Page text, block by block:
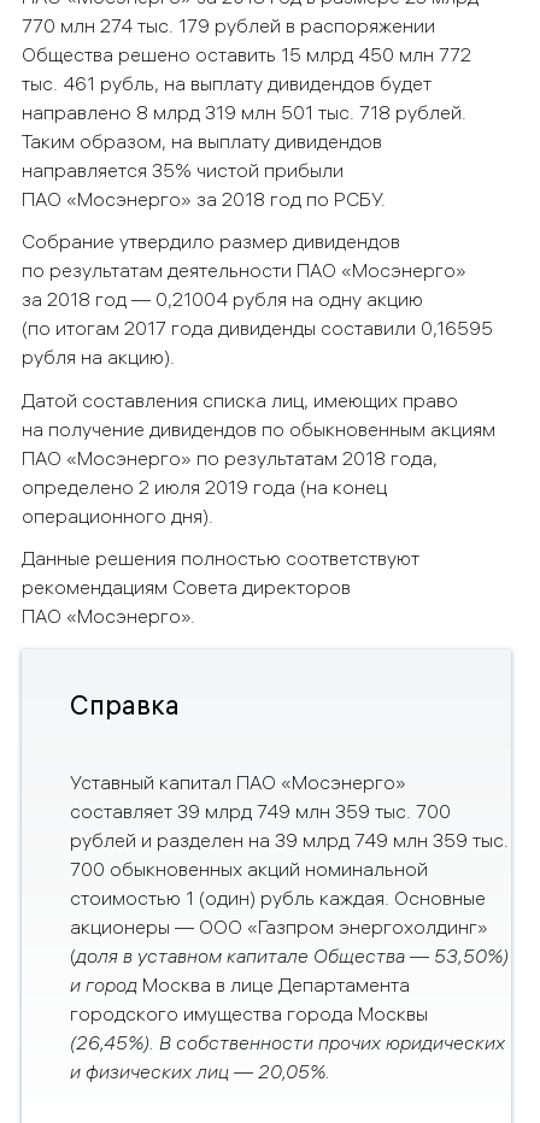
770 млн 274 тыс. 179 рублей в распоряжении
Общества решено оставить 15 млрд 450 млн 772
тыс. 461 рубль, на выплату дивидендов будет
направлено 8 млрд 319 млн 501 тыс. 718 рублей.
Таким образом, на выплату дивидендов
направляется 35% чистой прибыли
ПАО «Мосэнерго» за 2018 год по РСБУ.
Собрание утвердило размер дивидендов
по результатам деятельности ПАО «Мосэнерго»
за 2018 год — 0,21004 рубля на одну акцию
(по итогам 2017 года дивиденды составили 0,16595
рубля на акцию).
Датой составления списка лиц, имеющих право
на получение дивидендов по обыкновенным акциям
ПАО «Мосэнерго» по результатам 2018 года,
определено 2 июля 2019 года (на конец
операционного дня).
Данные решения полностью соответствуют
рекомендациям Совета директоров
ПАО «Мосэнерго».
Справка
Уставный капитал ПАО «Мосэнерго»
составляет 39 млрд 749 млн 359 тыс. 700
рублей и разделен на 39 млрд 749 млн 359 тыс.
700 обыкновенных акций номинальной
стоимостью 1 (один) рубль каждая. Основные
акционеры — ООО «Газпром энергохолдинг»
(доля в уставном капитале Общества — 53,50%)
и город Москва в лице Департамента
городского имущества города Москвы
(26,45%). В собственности прочих юридических
и физических лиц — 20,05%.